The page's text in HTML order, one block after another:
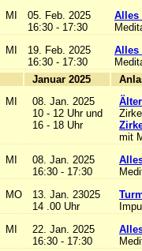
MI
05. Feb. 2025
16:30 - 17:30
Alles
MI
19. Feb. 2025
16:30 - 17:30
Alles
Januar 2025
MI
08. Jan. 2025
10 - 12 Uhr und
16 - 18 Uhr
mit
MI
08. Jan. 2025
16:30 - 17:30
MO
13. Jan. 23025
14 .00 Uhr
MI
22. Jan. 2025
16:30 - 17:30